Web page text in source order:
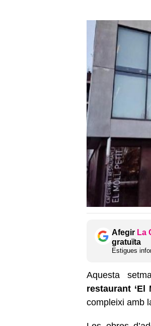
Afegir La
gratuïta
Estigues
Aquesta
restaurant ‘El
compleixi amb